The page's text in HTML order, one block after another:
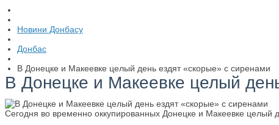
Новини Донбасу
Донбас
В Донецке и Макеевке целый день ездят «скорые» с сиренами
В Донецке и Макеевке целый
Сегодня во временно оккупированных Донецке и Макеевке